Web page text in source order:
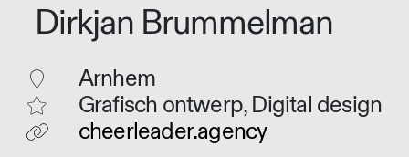
Dirkjan Brummelman
Arnhem
Grafisch ontwerp, Digital design
cheerleader.agency